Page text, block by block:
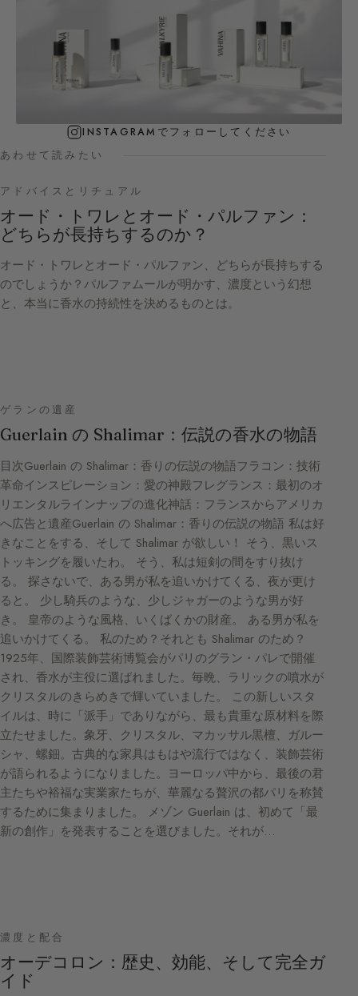
INSTAGRAMでフォローしてください
あわせて読みたい
アドバイスとリチュアル
オード・トワレとオード・パルファン：
どちらが長持ちするのか？
オード・トワレとオード・パルファン、どちらが長持ちする
のでしょうか？パルファムールが明かす、濃度という幻想
と、本当に香水の持続性を決めるものとは。
ゲランの遺産
Guerlain の Shalimar：伝説の香水の物語
目次Guerlain の Shalimar：香りの伝説の物語フラコン：技術
革命インスピレーション：愛の神殿フレグランス：最初のオ
リエンタルラインナップの進化神話：フランスからアメリカ
へ広告と遺産Guerlain の Shalimar：香りの伝説の物語 私は好
きなことをする、そして Shalimar が欲しい！ そう、黒いス
トッキングを履いたわ。 そう、私は短剣の間をすり抜け
る。 探さないで、ある男が私を追いかけてくる、夜が更け
ると。 少し騎兵のような、少しジャガーのような男が好
き。 皇帝のような風格、いくばくかの財産。 ある男が私を
追いかけてくる。 私のため？それとも Shalimar のため？
1925年、国際装飾芸術博覧会がパリのグラン・パレで開催
され、香水が主役に選ばれました。毎晩、ラリックの噴水が
クリスタルのきらめきで輝いていました。 この新しいスタ
イルは、時に「派手」でありながら、最も貴重な原材料を際
立たせました。象牙、クリスタル、マカッサル黒檀、ガルー
シャ、螺鈿。古典的な家具はもはや流行ではなく、装飾芸術
が語られるようになりました。ヨーロッパ中から、最後の君
主たちや裕福な実業家たちが、華麗なる贅沢の都パリを称賛
するために集まりました。 メゾン Guerlain は、初めて「最
新の創作」を発表することを選びました。それが…
濃度と配合
オーデコロン：歴史、効能、そして完全ガ
イド